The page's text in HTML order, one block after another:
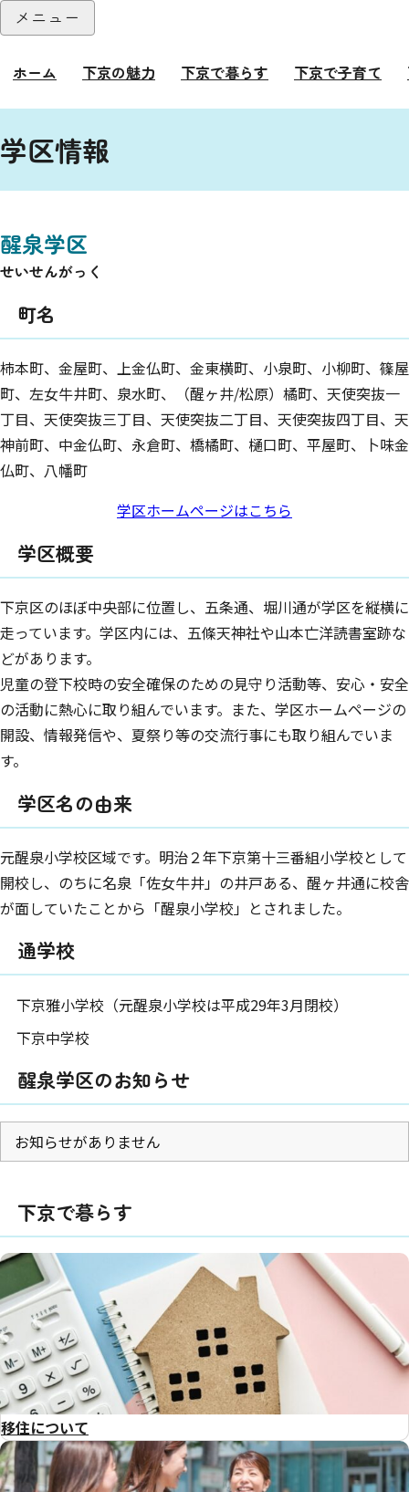
本文へ
メニュー
ホーム 下京の魅力 下京で暮らす 下京で子育て
学区情報
醒泉学区
せいせんがっく
町名
柿本町、金屋町、上金仏町、金東横町、小泉町、小柳町、篠屋
町、左女牛井町、泉水町、（醒ヶ井/松原）橘町、天使突抜一
丁目、天使突抜三丁目、天使突抜二丁目、天使突抜四丁目、天
神前町、中金仏町、永倉町、橋橘町、樋口町、平屋町、卜味金
仏町、八幡町
学区ホームページはこちら
学区概要
下京区のほぼ中央部に位置し、五条通、堀川通が学区を縦横に
走っています。学区内には、五條天神社や山本亡洋読書室跡な
どがあります。
児童の登下校時の安全確保のための見守り活動等、安心・安全
の活動に熱心に取り組んでいます。また、学区ホームページの
開設、情報発信や、夏祭り等の交流行事にも取り組んでいま
す。
学区名の由来
元醒泉小学校区域です。明治２年下京第十三番組小学校として
開校し、のちに名泉「佐女牛井」の井戸ある、醒ヶ井通に校舎
が面していたことから「醒泉小学校」とされました。
通学校
下京雅小学校（元醒泉小学校は平成29年3月閉校）
下京中学校
醒泉学区のお知らせ
お知らせがありません
下京で暮らす
移住について